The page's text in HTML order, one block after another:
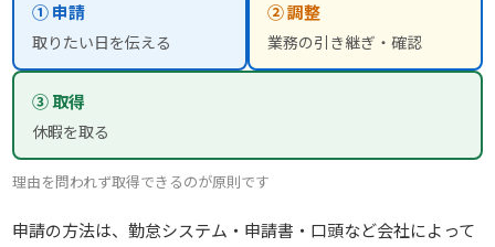
① 申請
取りたい日を伝える
② 調整
業務の引き継ぎ・確認
③ 取得
休暇を取る
理由を問われず取得できるのが原則です
申請の方法は、勤怠システム・申請書・口頭など会社によって